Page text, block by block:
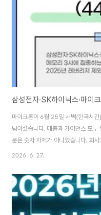
말520.42%주식고배당ACEACE
말1681.78%주식커버드콜..
마이크론이 6월 25일 새벽(한국시
넘어섰습니다. 매출과 가이던스 모
분은 숫자 자체가 아니었습니다. 회
구조를 상세히 공개하면서, 메모리
것입니다DRAM 물량의 약 20%,
or-pay 구조의 장기계약으로 묶여
다는 설명이었습니다. 과거 다운사
적으로 방어하는 장치가 마련된 셈
2026. 6. 27.